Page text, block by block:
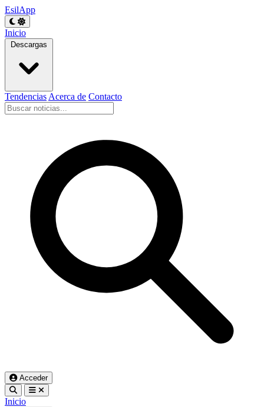
EsilApp
Inicio
Descargas
Tendencias Acerca de Contacto
Acceder
Inicio